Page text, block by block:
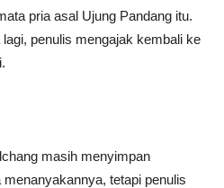
pria asal Ujung Pandang itu.
penulis mengajak kembali ke
masih menyimpan
tetapi penulis